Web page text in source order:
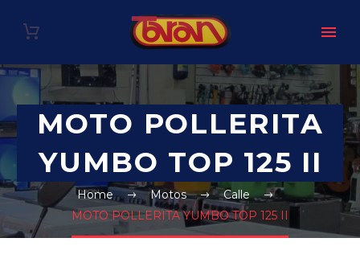
MOTO POLLERITA
YUMBO TOP 125 II
Home Motos
Calle
MOTO POLLERITA YUMBO TOP 125 II